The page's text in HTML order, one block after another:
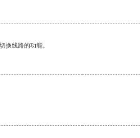
换线路的功能。